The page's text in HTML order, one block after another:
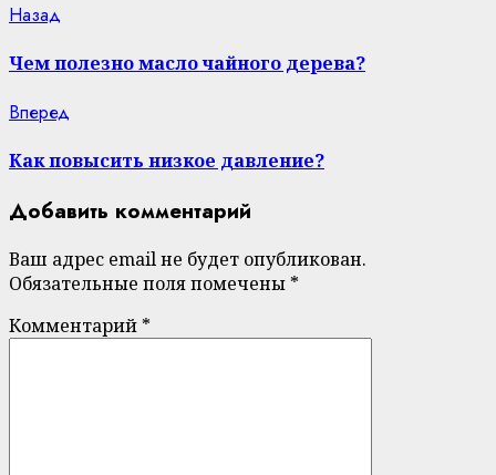
Continue
Reading
Назад
Чем полезно масло чайного дерева?
Вперед
Как повысить низкое давление?
Добавить комментарий
Ваш адрес email не будет опубликован.
Обязательные поля помечены *
Комментарий *